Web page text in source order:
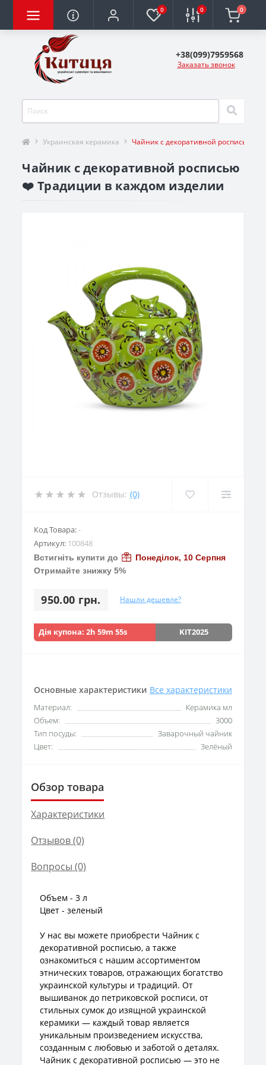
0 0 0
+38(099)7959568
Заказать звонок
Украинская керамика Чайник с декоративной росписью
Чайник с декоративной росписью
❤️ Традиции в каждом изделии
Отзывы: (0)
Код Товара:-
Артикул: 100848
Встигніть купити до
Понеділок, 10 Серпня
Отримайте знижку 5%
950.00 грн. Нашли дешевле?
Дія купона:2h 59m 53s KIT2025
Основные характеристики Все характеристики
Материал:
Керамика мл
Объем:
3000
Тип посуды:
Заварочный чайник
Цвет:
Зелёный
Обзор товара
Характеристики
Отзывов (0)
Вопросы (0)
Объем - 3 л
Цвет - зеленый
У нас вы можете приобрести Чайник с
декоративной росписью, а также
ознакомиться с нашим ассортиментом
этнических товаров, отражающих богатство
украинской культуры и традиций. От
вышиванок до петриковской росписи, от
стильных сумок до изящной украинской
керамики — каждый товар является
уникальным произведением искусства,
созданным с любовью и заботой о деталях.
Чайник с декоративной росписью — это не